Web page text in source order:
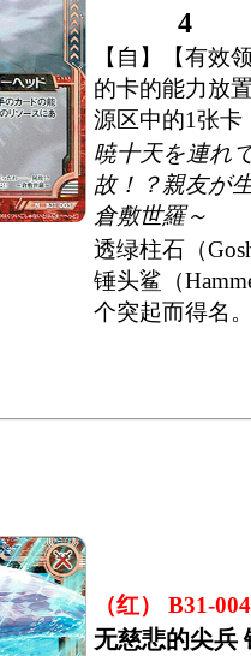
4
【自】【有效
的卡的能力放
源区中的1张卡
暁十天を連れ
故！？親友が
倉敷世羅～
透绿柱石（
锤头鲨（
个突起而得名
（红） B31-
无慈悲的尖兵